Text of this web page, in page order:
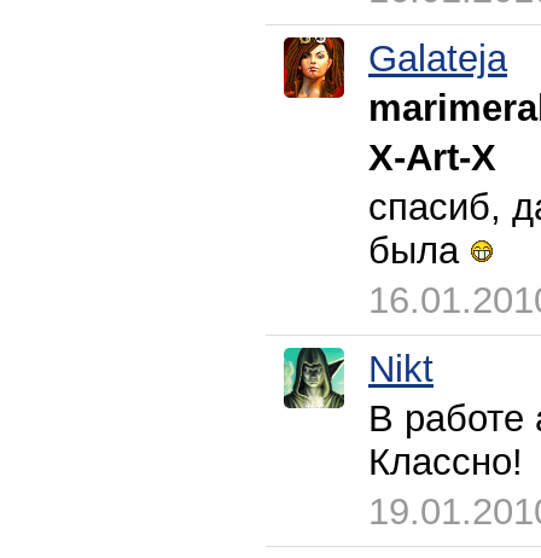
Galateja
X-Art-X
спасиб,
была
Nikt
В работе
Классно!